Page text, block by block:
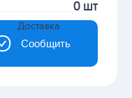
Доставка
0 шт
Сообщить